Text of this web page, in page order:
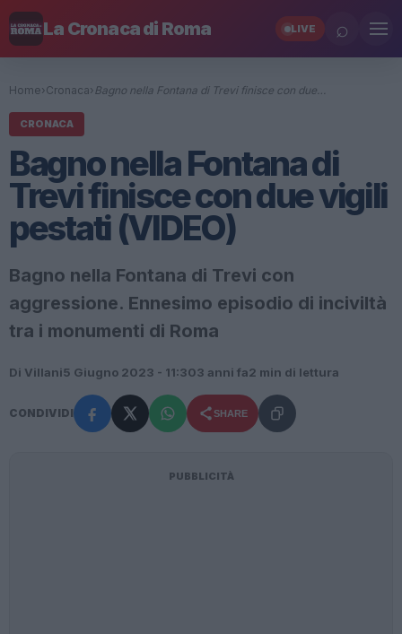
La Cronaca di Roma LIVE ⌕
Home› Cronaca› Bagno nella Fontana di Trevi finisce con due…
CRONACA
Bagno nella Fontana di
Trevi finisce con due vigili
pestati (VIDEO)
Bagno nella Fontana di Trevi con
aggressione. Ennesimo episodio di inciviltà
tra i monumenti di Roma
Di Villani5 Giugno 2023 - 11:303 anni fa2 min di lettura
CONDIVIDI SHARE
PUBBLICITÀ